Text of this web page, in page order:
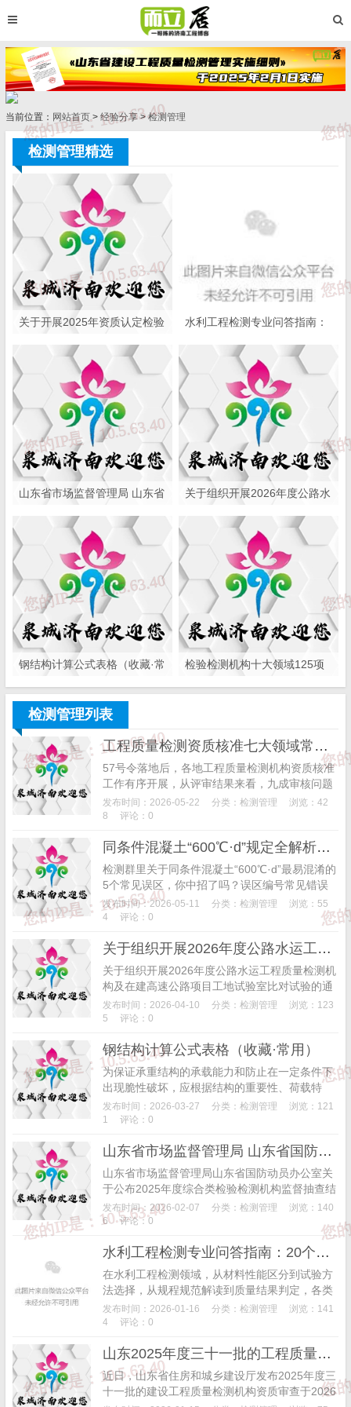
当前位置： 网站首页> 经验分享>检测管理
检测管理精选
关于开展2025年资质认定检验
检测机构能力验证工作的通知
水利工程检测专业问答指南：
20个高频问题全解析
山东省市场监督管理局 山东省
国防动员办公室关于公布2025
年度综合类检验检测机构监督
抽查结果的通知
关于组织开展2026年度公路水
运工程质量检测机构及在建高
速公路项目工地试验室比对试
验的通知
钢结构计算公式表格（收藏·常
用）
检验检测机构十大领域125项
常见问题清单，务必逐条自
检测管理列表
工程质量检测资质核准七大领域常见问题全解析
57号令落地后，各地工程质量检测机构资质核准
工作有序开展，从评审结果来看，九成审核问题
集中在人员能力培训、仪器设备设施、硬件环境
安全、管理体系、检验检测实施、档案管理、记
发布时间：2026-05-22 分类： 检测管理
浏览：42
8
评论：0
同条件混凝土“600℃·d”规定全解析：规范来源、计算逻辑与实操要点
检测群里关于同条件混凝土“600℃·d”最易混淆的
5个常见误区，你中招了吗？误区编号常见错误
说法正确观点误区一等效养护龄期仍执行“不宜大
于60d”❌错误。GB50204-...
发布时间：2026-05-11 分类： 检测管理
浏览：55
4
评论：0
关于组织开展2026年度公路水运工程质量检测机构及在建高速公路项目工地试验室比对试验的通知
关于组织开展2026年度公路水运工程质量检测机
构及在建高速公路项目工地试验室比对试验的通
知各有关单位：为推动我省公路水运工程质量检
测行业高质量发展，验证质量检测机构及授权工
发布时间：2026-04-10 分类： 检测管理
浏览：123
5
评论：0
钢结构计算公式表格（收藏·常用）
为保证承重结构的承载能力和防止在一定条件下
出现脆性破坏，应根据结构的重要性、荷载特
征、结构形式、应力状态、连接方法、钢材厚度
和工作环境等因素综合考虑，选用合适的钢材牌
发布时间：2026-03-27 分类： 检测管理
浏览：121
1
评论：0
山东省市场监督管理局 山东省国防动员办公室关于公布2025年度综合类检验检测机构监督抽查结果的通知
山东省市场监督管理局山东省国防动员办公室关
于公布2025年度综合类检验检测机构监督抽查结
果的通知各市市场监督管理局、国防动员办公
室：为加强检验检测机构监管，提升检验检测机
发布时间：2026-02-07 分类： 检测管理
浏览：140
6
评论：0
水利工程检测专业问答指南：20个高频问题全解析
在水利工程检测领域，从材料性能区分到试验方
法选择，从规程规范解读到质量结果判定，各类
专业问题常常成为从业者的“拦路虎”。我们精心
整理了20个行业高频问答，覆盖材料检测、结构
发布时间：2026-01-16 分类： 检测管理
浏览：141
4
评论：0
山东2025年度三十一批的工程质量检测机构资质审查汇总结果出炉！400+机构通关，行业格局迎新变化
近日，山东省住房和城乡建设厅发布2025年度三
十一批的建设工程质量检测机构资质审查于2026